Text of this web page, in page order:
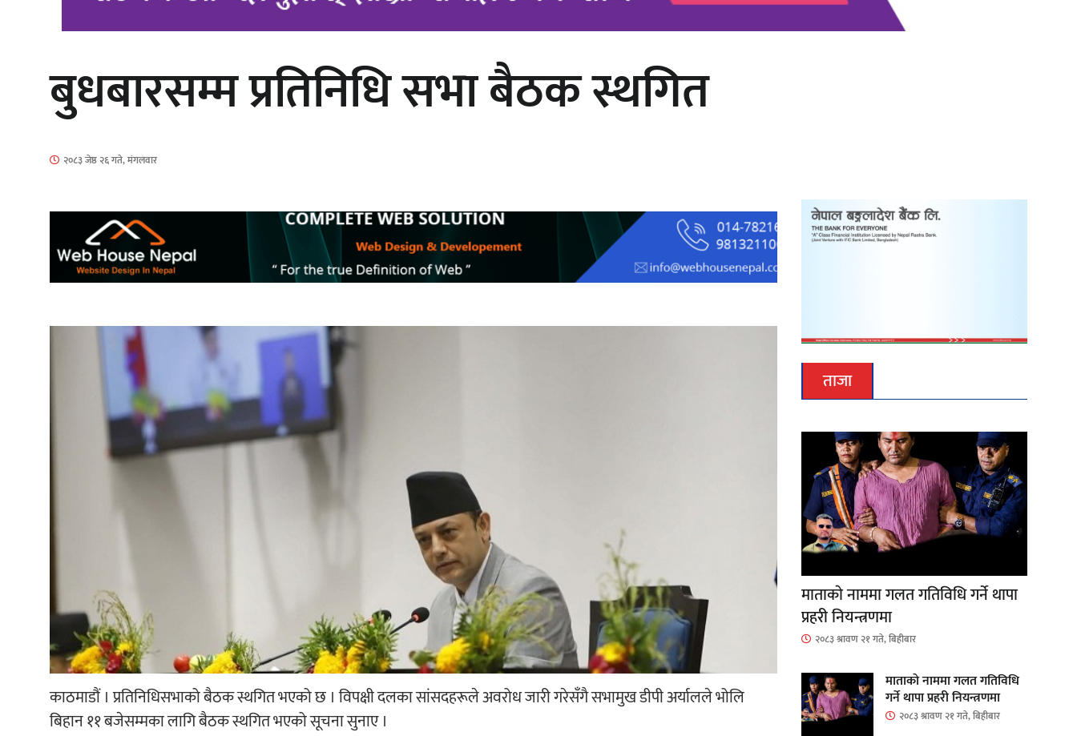
‘दुर्गा’ निर्माण गर्दै सम्राट
चलचित्र ‘माया भनेकै यस्तो होला’को शीर्ष
गीत सार्वजनिक
गीति एल्बम ‘जागृति’ लोकार्पण
बुधबारसम्म प्रतिनिधि सभा बैठक स्थगित
२०८३ जेष्ठ २६ गते, मंगलवार
काठमाडौं । प्रतिनिधिसभाको बैठक स्थगित भएको छ । विपक्षी दलका सांसदहरूले अवरोध जारी गरेसँगै सभामुख डीपी अर्यालले भोलि
बिहान ११ बजेसम्मका लागि बैठक स्थगित भएको सूचना सुनाए ।
ताजा
माताकाे नाममा गलत गतिविधि गर्ने थापा
प्रहरी नियन्त्रणमा
२०८३ श्रावण २१ गते, बिहीबार
माताकाे नाममा गलत गतिविधि
गर्ने थापा प्रहरी नियन्त्रणमा
२०८३ श्रावण २१ गते, बिहीबार